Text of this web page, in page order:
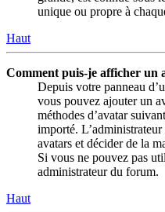
unique ou propre à
Haut
Comment puis-je afficher un
Depuis votre panneau
vous pouvez ajouter un
méthodes d’avatar
importé.
avatars et décider de la
Si vous ne pouvez pas
administrateur du forum.
Haut